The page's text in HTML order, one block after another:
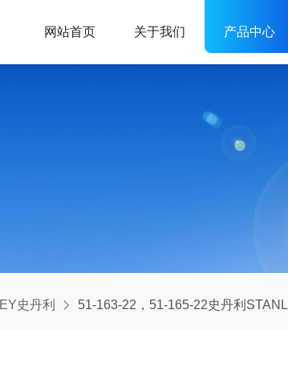
网站首页 关于我们 产品中心
史丹利 51-163-22，51-165-22史丹利STANLEY-防震羊角锤